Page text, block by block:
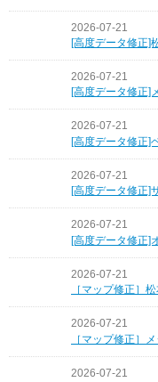
2026-07-21
[高度データ修正]
2026-07-21
[高度データ修正]
2026-07-21
[高度データ修正]
2026-07-21
[高度データ修正]
2026-07-21
[高度データ修正]
2026-07-21
［マップ修正］
2026-07-21
［マップ修正］
2026-07-21